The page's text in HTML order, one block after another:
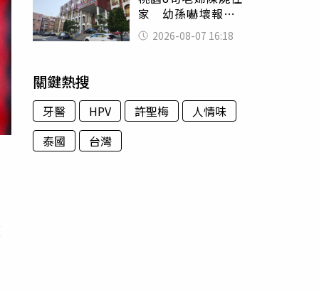
家 幼孫嚇壞報警
「公公殺了婆婆」
2026-08-07 16:18
關鍵熱搜
牙醫 HPV 許聖梅
人情味
泰國
台灣